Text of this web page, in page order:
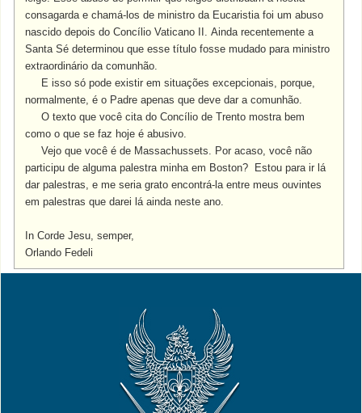
consagarda e chamá-los de ministro da Eucaristia foi um abuso
nascido depois do Concílio Vaticano II. Ainda recentemente a
Santa Sé determinou que esse título fosse mudado para ministro
extraordinário da comunhão.
E isso só pode existir em situações excepcionais, porque,
normalmente, é o Padre apenas que deve dar a comunhão.
O texto que você cita do Concílio de Trento mostra bem
como o que se faz hoje é abusivo.
Vejo que você é de Massachussets. Por acaso, você não
participu de alguma palestra minha em Boston? Estou para ir lá
dar palestras, e me seria grato encontrá-la entre meus ouvintes
em palestras que darei lá ainda neste ano.
In Corde Jesu, semper,
Orlando Fedeli